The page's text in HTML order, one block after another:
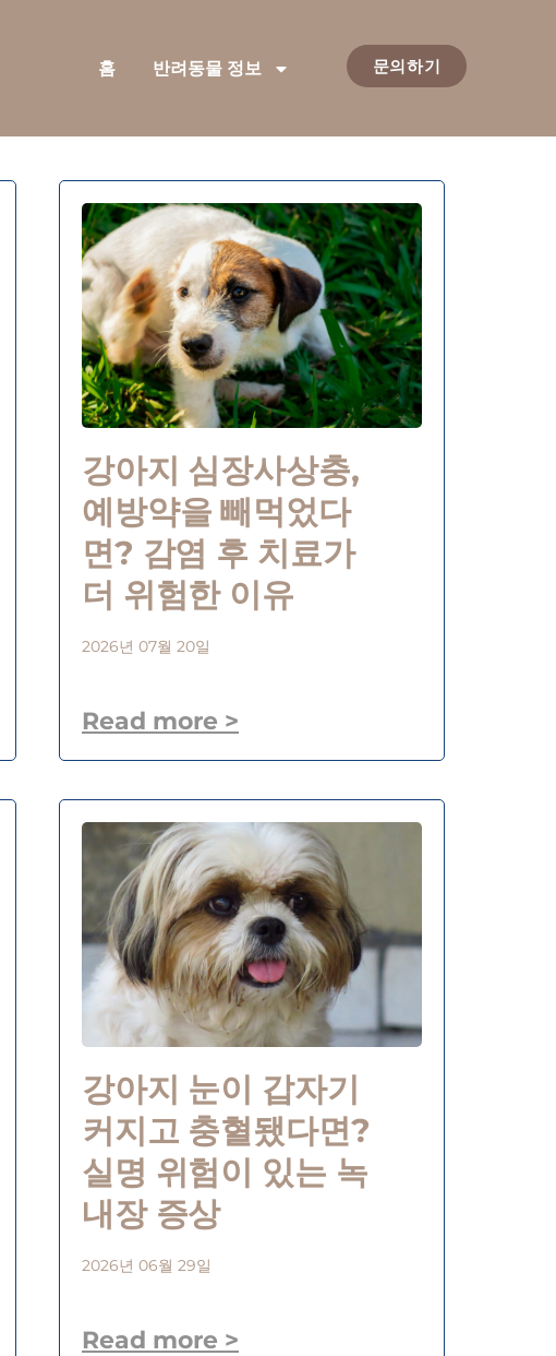
홈 반려동물 정보 문의하기
강아지 심장사상충,
예방약을 빼먹었다
면? 감염 후 치료가
더 위험한 이유
2026년 07월 20일
Read more >
강아지 눈이 갑자기
커지고 충혈됐다면?
실명 위험이 있는 녹
내장 증상
2026년 06월 29일
Read more >